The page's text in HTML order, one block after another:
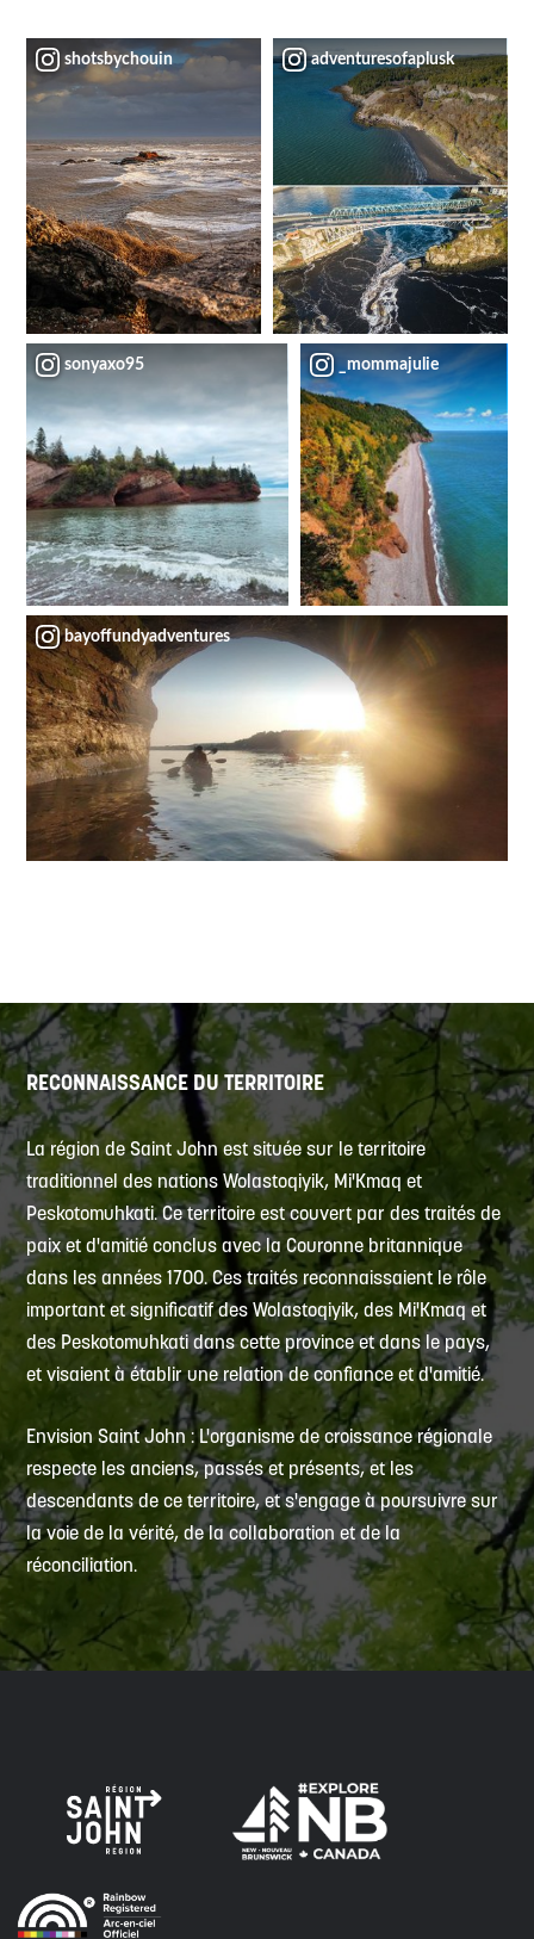
shotsbychouin adventuresofaplusk
sonyaxo95 _mommajulie
bayoffundyadventures
RECONNAISSANCE DU TERRITOIRE
La région de Saint John est située sur le territoire
traditionnel des nations Wolastoqiyik, Mi'Kmaq et
Peskotomuhkati. Ce territoire est couvert par des traités de
paix et d'amitié conclus avec la Couronne britannique
dans les années 1700. Ces traités reconnaissaient le rôle
important et significatif des Wolastoqiyik, des Mi'Kmaq et
des Peskotomuhkati dans cette province et dans le pays,
et visaient à établir une relation de confiance et d'amitié.
Envision Saint John : L'organisme de croissance régionale
respecte les anciens, passés et présents, et les
descendants de ce territoire, et s'engage à poursuivre sur
la voie de la vérité, de la collaboration et de la
réconciliation.